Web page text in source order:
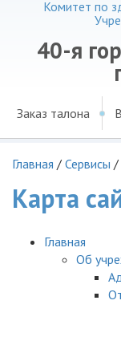
Комитет по
40-я
Заказ талона
Главная / Сервисы /
Карта
Главная
Об